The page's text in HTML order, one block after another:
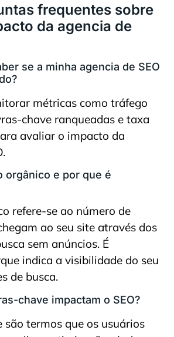
frequentes sobre
da agencia de
se a minha agencia de SEO
métricas como tráfego
chave ranqueadas e taxa
avaliar o impacto da
orgânico e por que é
refere-se ao número de
ao seu site através dos
sem anúncios. É
indica a visibilidade do seu
de busca.
chave impactam o SEO?
são termos que os usuários